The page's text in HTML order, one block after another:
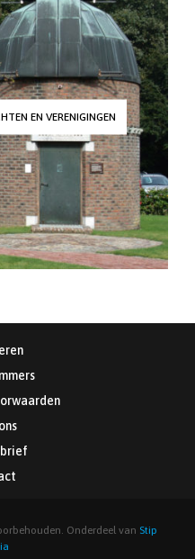
EN VERENIGINGEN
Onderdeel van Stip